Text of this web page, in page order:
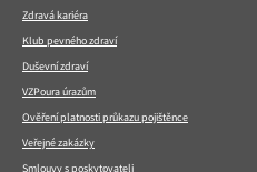
Zdravá kariéra
Klub pevného zdraví
Duševní zdraví
VZPoura úrazům
Ověření platnosti průkazu pojištěnce
Veřejné zakázky
Smlouvy s poskytovateli